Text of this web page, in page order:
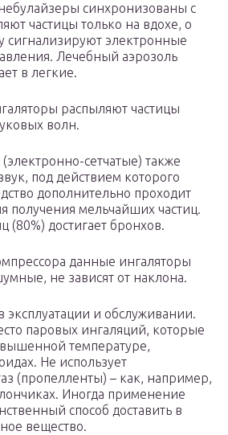
синхронизованы с
частицы только на вдохе, о
сигнализируют электронные
Лечебный аэрозоль
в легкие.
распыляют частицы
волн.
сетчатые) также
под действием которого
дополнительно проходит
получения мельчайших частиц.
(80%) достигает бронхов.
данные ингаляторы
не зависят от наклона.
эксплуатации и обслуживании.
паровых ингаляций, которые
температуре,
Не использует
(пропелленты) – как, например,
Иногда применение
способ доставить в
вещество.